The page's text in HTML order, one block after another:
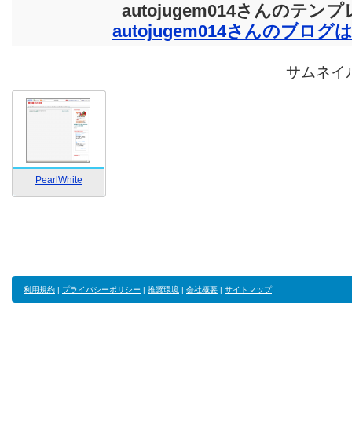
autojugem014さんのテンプ
autojugem014さんのブログ
サムネイ
PearlWhite
利用規約 | プライバシーポリシー | 推奨環境 | 会社概要 | サイトマップ